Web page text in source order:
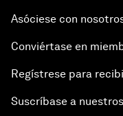
Asóciese con
Conviértase en
Regístrese para
Suscríbase a